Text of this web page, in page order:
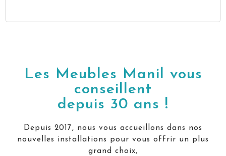
Les Meubles Manil vous
conseillent
depuis 30 ans !
Depuis 2017, nous vous accueillons dans nos
nouvelles installations pour vous offrir un plus
grand choix,